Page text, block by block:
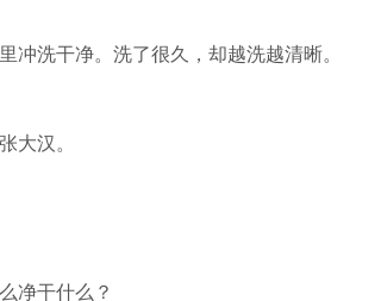
洗干净。洗了很久，却越洗越清晰。
大汉。
净干什么？